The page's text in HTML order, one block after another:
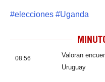
#elecciones #Uganda
08:56
Valoran
Uruguay